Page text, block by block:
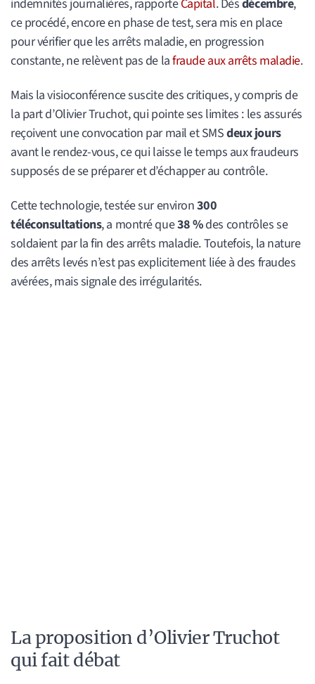
indemnités journalières, rapporteCapital. Dèsdécembre,
ce procédé, encore en phase de test, sera mis en place
pour vérifier que les arrêts maladie, en progression
constante, ne relèvent pas de lafraude aux arrêts maladie.
Mais la visioconférence suscite des critiques, y compris de
la part d’Olivier Truchot, qui pointe ses limites : les assurés
reçoivent une convocation par mail et SMSdeux jours
avant le rendez-vous, ce qui laisse le temps aux fraudeurs
supposés de se préparer et d’échapper au contrôle.
Cette technologie, testée sur environ300
téléconsultations, a montré que38 %des contrôles se
soldaient par la fin des arrêts maladie. Toutefois, la nature
des arrêts levés n’est pas explicitement liée à des fraudes
avérées, mais signale des irrégularités.
La proposition d’Olivier Truchot
qui fait débat